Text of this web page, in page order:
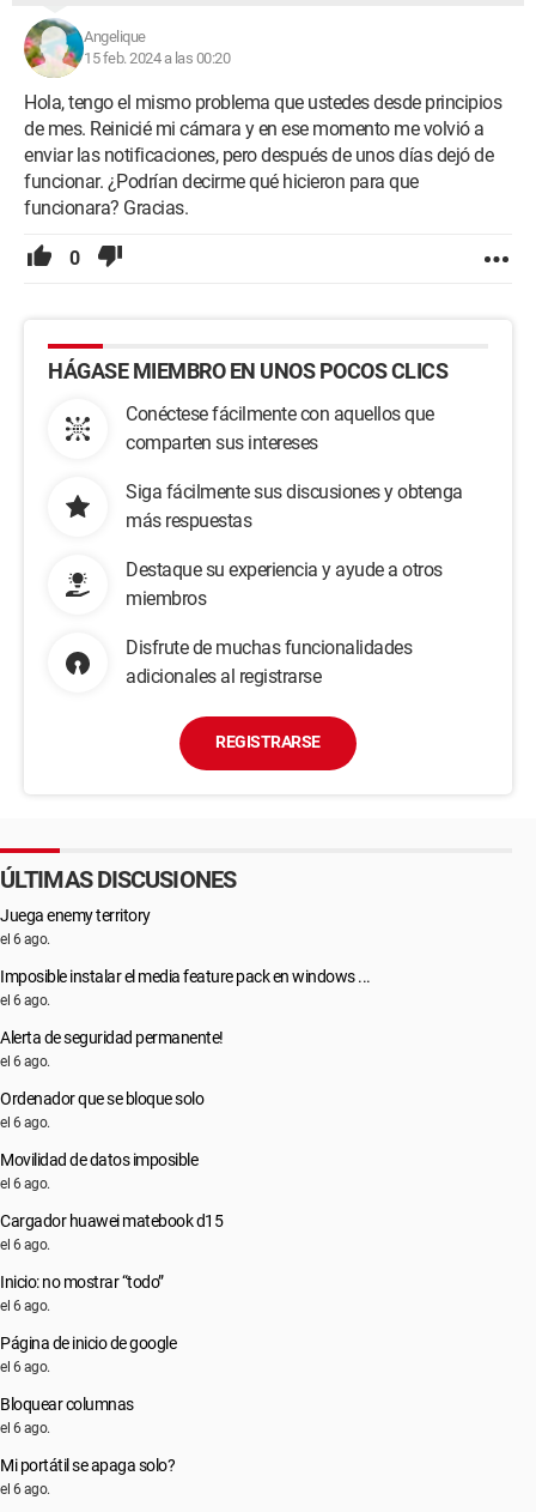
Angelique
15 feb. 2024 a las 00:20
Hola, tengo el mismo problema que ustedes desde principios
de mes. Reinicié mi cámara y en ese momento me volvió a
enviar las notificaciones, pero después de unos días dejó de
funcionar. ¿Podrían decirme qué hicieron para que
funcionara? Gracias.
0
HÁGASE MIEMBRO EN UNOS POCOS CLICS
Conéctese fácilmente con aquellos que
comparten sus intereses
Siga fácilmente sus discusiones y obtenga
más respuestas
Destaque su experiencia y ayude a otros
miembros
Disfrute de muchas funcionalidades
adicionales al registrarse
REGISTRARSE
ÚLTIMAS DISCUSIONES
Juega enemy territory
el 6 ago.
Imposible instalar el media feature pack en windows ...
el 6 ago.
Alerta de seguridad permanente!
el 6 ago.
Ordenador que se bloque solo
el 6 ago.
Movilidad de datos imposible
el 6 ago.
Cargador huawei matebook d15
el 6 ago.
Inicio: no mostrar “todo”
el 6 ago.
Página de inicio de google
el 6 ago.
Bloquear columnas
el 6 ago.
Mi portátil se apaga solo?
el 6 ago.